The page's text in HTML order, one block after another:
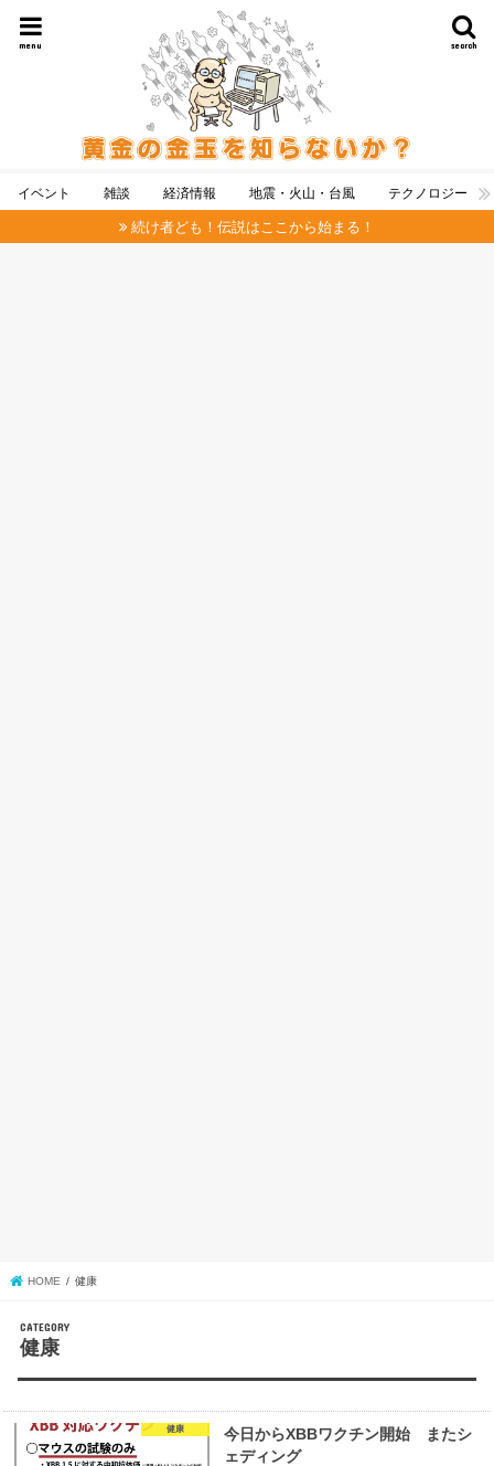
search
menu
イベント 雑談 経済情報 地震・火山・台風 テクノロジー
続け者ども！伝説はここから始まる！
HOME 健康
健康
健康
今日からXBBワクチン開始 またシ
ェディング